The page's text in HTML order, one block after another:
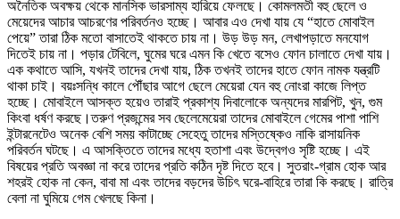
অনৈতিক অবক্ষয় থেকে মানসিক ভারসাম্য হারিয়ে ফেলছে। কোমলমতী বহু ছেলে ও
মেয়েদের আচার আচরণের পরিবর্তনও হচ্ছে। আবার এও দেখা যায় যে “হাতে মোবাইল
পেয়ে” তারা ঠিক মতো বাসাতেই থাকতে চায় না। উড় উড় মন, লেখাপড়াতে মনযোগ
দিতেই চায় না। পড়ার টেবিলে, ঘুমের ঘরে এমন কি খেতে বসেও ফোন চালাতে দেখা যায়।
এক কথাতে আসি, যখনই তাদের দেখা যায়, ঠিক তখনই তাদের হাতে ফোন নামক যন্ত্রটি
থাকা চাই। বয়ঃসন্ধি কালে পৌঁছার আগে ছেলে মেয়েরা যেন বহু নোংরা কাজে লিপ্ত
হচ্ছে। মোবাইলে আসক্ত হয়েও তারাই প্রকাশ্য দিবালোকে অন্যদের মারপিট, খুন, গুম
কিংবা ধর্ষণ করছে।তরুণ প্রজন্মের সব ছেলেমেয়েরা তাদের মোবাইলে গেমের পাশা পাশি
ইন্টারনেটেও অনেক বেশি সময় কাটাচ্ছে সেহেতু তাদের মস্তিষ্কেও নাকি রাসায়নিক
পরিবর্তন ঘটছে। এ আসক্তিতে তাদের মধ্যে হতাশা এবং উদ্বেগও সৃষ্টি হচ্ছে। এই
বিষয়ের প্রতি অবজ্ঞা না করে তাদের প্রতি কঠিন দৃষ্ট দিতে হবে। সুতরাং-গ্রাম হোক আর
শহরই হোক না কেন, বাবা মা এবং তাদের বড়দের উচিৎ ঘরে-বাহিরে তারা কি করছে। রাত্রি
বেলা না ঘুমিয়ে গেম খেলছে কিনা।